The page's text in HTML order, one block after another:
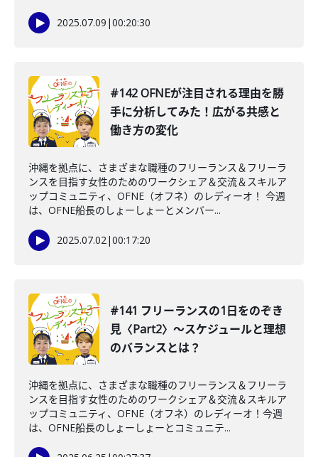
2025.07.09 |00:20:30
#142 OFNEが注目される理由を勝
手に分析してみた！広がる共感と
働き方の変化
沖縄を拠点に、さまざまな職種のフリーランス＆フリーラ
ンスを目指す女性のためのワークシェア＆交流＆スキルア
ップコミュニティ、OFNE（オフネ）のレディーオ！ 今週
は、OFNE船長のしょーしょーとメンバー...
2025.07.02|00:17:20
#141 フリーランスの1日をのぞき
見〈Part2〉〜スケジュールと理想
のバランスとは？
沖縄を拠点に、さまざまな職種のフリーランス＆フリーラ
ンスを目指す女性のためのワークシェア＆交流＆スキルア
ップコミュニティ、OFNE（オフネ）のレディーオ！今週
は、OFNE船長のしょーしょーとコミュニテ...